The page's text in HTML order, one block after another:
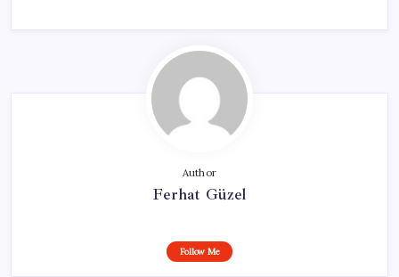
Author
Ferhat Güzel
Follow Me